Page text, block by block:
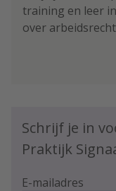
training en leer
over
Schrijf je in
Praktijk
E-mailadres